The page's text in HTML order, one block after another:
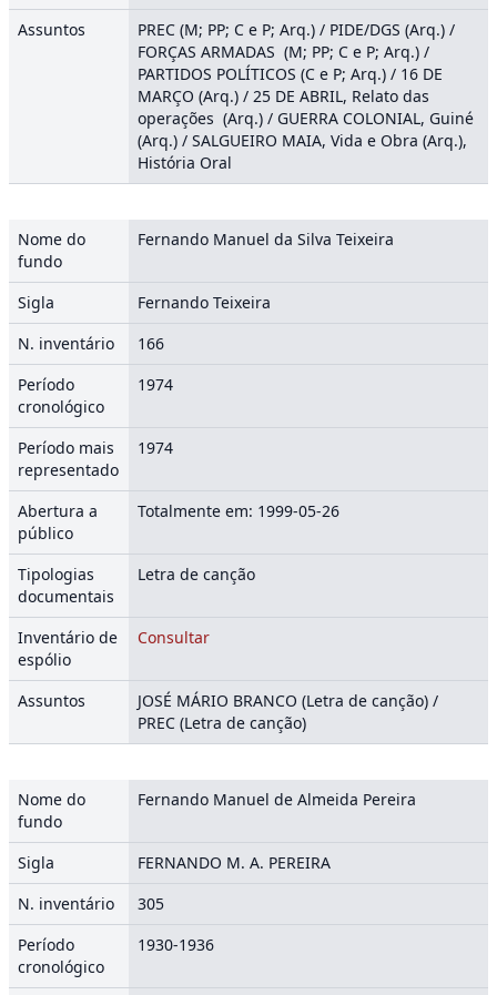
Assuntos
PREC (M; PP; C e P; Arq.) / PIDE/DGS (Arq.) /
FORÇAS ARMADAS (M; PP; C e P; Arq.) /
PARTIDOS POLÍTICOS (C e P; Arq.) / 16 DE
MARÇO (Arq.) / 25 DE ABRIL, Relato das
operações (Arq.) / GUERRA COLONIAL, Guiné
(Arq.) / SALGUEIRO MAIA, Vida e Obra (Arq.),
História Oral
Nome do
fundo
Fernando Manuel da Silva Teixeira
Sigla
Fernando Teixeira
N. inventário
166
Período
cronológico
1974
Período mais
representado
1974
Abertura a
público
Totalmente em: 1999-05-26
Tipologias
documentais
Letra de canção
Inventário de
espólio
Consultar
Assuntos
JOSÉ MÁRIO BRANCO (Letra de canção) /
PREC (Letra de canção)
Nome do
fundo
Fernando Manuel de Almeida Pereira
Sigla
FERNANDO M. A. PEREIRA
N. inventário
305
Período
cronológico
1930-1936